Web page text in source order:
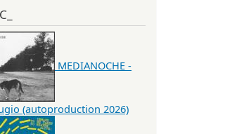
MEDIANOCHE -
(autoproduction 2026)